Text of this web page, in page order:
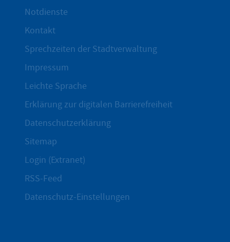
Notdienste
Kontakt
Sprechzeiten der Stadtverwaltung
Impressum
Leichte Sprache
Erklärung zur digitalen Barrierefreiheit
Datenschutzerklärung
Sitemap
Login (Extranet)
RSS-Feed
Datenschutz-Einstellungen